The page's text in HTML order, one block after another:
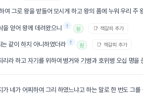
여 그로 왕을 받들어 모시게 하고 왕의 품에 누워 우리 주
을 얻어 왕께 데려왔으니 † 원 📑 책갈피 추가
는 같이하지 아니하였더라 † 원 📑 책갈피 추가
리라 하고자기 를 위하여 병거와기병과 호위병 오십 명을
가 네가 어찌하여 그리 하였느냐고 하는 말로 한 번도 그